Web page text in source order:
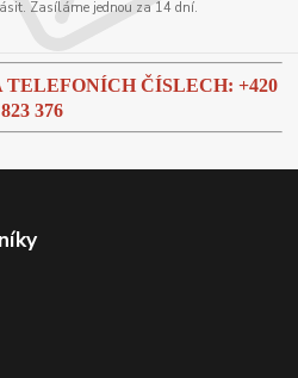
Zasíláme jednou za 14 dní.
ČÍSLECH: +420
376